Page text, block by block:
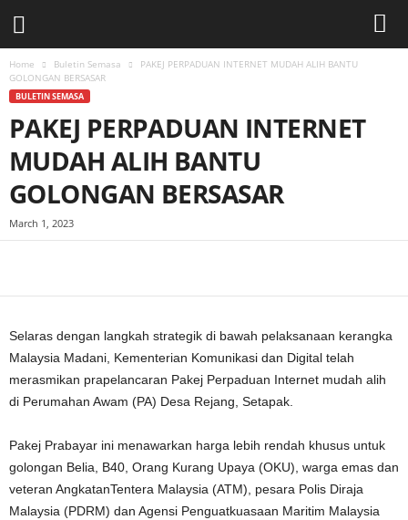
Home Buletin Semasa
PAKEJ PERPADUAN INTERNET MUDAH ALIH BANTU
GOLONGAN BERSASAR
BULETIN SEMASA
PAKEJ PERPADUAN INTERNET
MUDAH ALIH BANTU
GOLONGAN BERSASAR
March 1, 2023
Selaras dengan langkah strategik di bawah pelaksanaan kerangka
Malaysia Madani, Kementerian Komunikasi dan Digital telah
merasmikan prapelancaran Pakej Perpaduan Internet mudah alih
di Perumahan Awam (PA) Desa Rejang, Setapak.
Pakej Prabayar ini menawarkan harga lebih rendah khusus untuk
golongan Belia, B40, Orang Kurang Upaya (OKU), warga emas dan
veteran AngkatanTentera Malaysia (ATM), pesara Polis Diraja
Malaysia (PDRM) dan Agensi Penguatkuasaan Maritim Malaysia